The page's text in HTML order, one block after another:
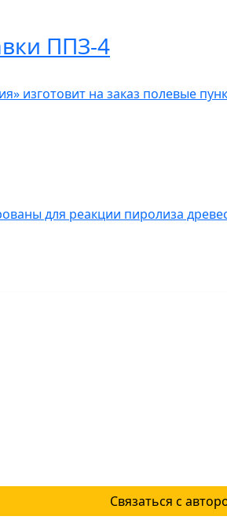
ППЗ-4
изготовит на заказ полевые
для реакции пиролиза
Связаться с